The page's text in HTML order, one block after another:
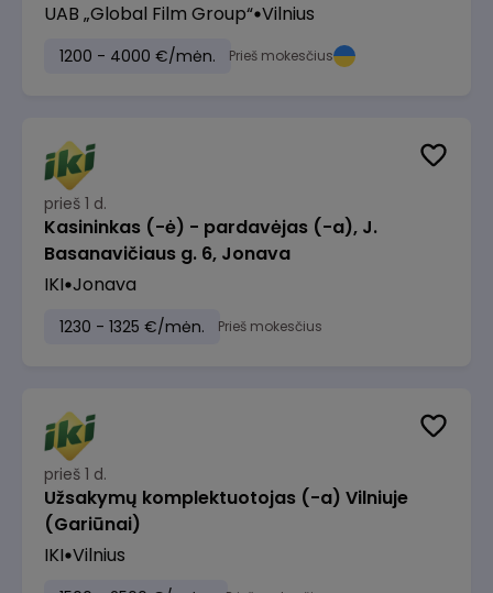
UAB „Global Film Group“ Vilnius
1200 - 4000 €/mėn. Prieš mokesčius
prieš 1 d.
Kasininkas (-ė) - pardavėjas (-a), J.
Basanavičiaus g. 6, Jonava
IKI Jonava
1230 - 1325 €/mėn. Prieš mokesčius
prieš 1 d.
Užsakymų komplektuotojas (-a) Vilniuje
(Gariūnai)
IKI Vilnius